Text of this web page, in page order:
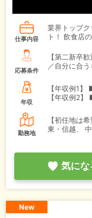
仕事内容
業界トップ
ト！ 飲食店
応募条件
【第二新卒
／自分に合
年収
【年収例1】
【年収例2】
勤務地
【初任地は
東・信越、
気にな
New